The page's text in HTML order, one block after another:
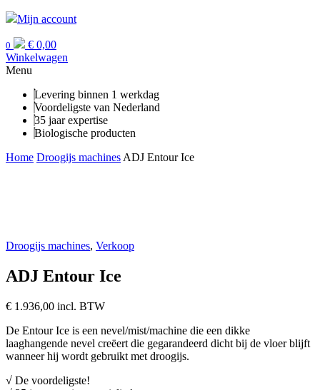
Mijn account
0 € 0,00
Winkelwagen
Menu
Levering binnen 1 werkdag
Voordeligste van Nederland
35 jaar expertise
Biologische producten
Home Droogijs machines ADJ Entour Ice
Droogijs machines, Verkoop
ADJ Entour Ice
€ 1.936,00 incl. BTW
De Entour Ice is een nevel/mist/machine die een dikke
laaghangende nevel creëert die gegarandeerd dicht bij de vloer blijft
wanneer hij wordt gebruikt met droogijs.
√ De voordeligste!